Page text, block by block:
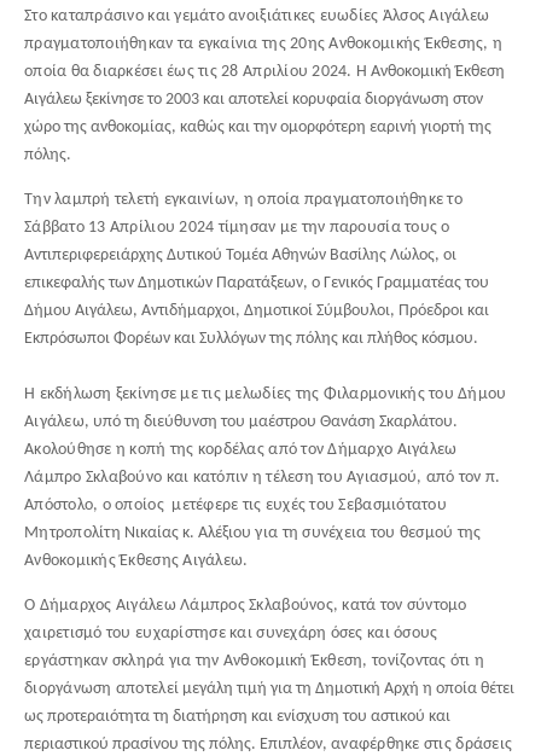
Στο καταπράσινο και γεμάτο ανοιξιάτικες ευωδίες Άλσος Αιγάλεω
πραγματοποιήθηκαν τα εγκαίνια της 20ης Ανθοκομικής Έκθεσης, η
οποία θα διαρκέσει έως τις 28 Απριλίου 2024. Η Ανθοκομική Έκθεση
Αιγάλεω ξεκίνησε το 2003 και αποτελεί κορυφαία διοργάνωση στον
χώρο της ανθοκομίας, καθώς και την ομορφότερη εαρινή γιορτή της
πόλης.
Την λαμπρή τελετή εγκαινίων, η οποία πραγματοποιήθηκε το
Σάββατο 13 Απρίλιου 2024 τίμησαν με την παρουσία τουςο
Αντιπεριφερειάρχης Δυτικού Τομέα Αθηνών Βασίλης Λώλος, οι
επικεφαλής των Δημοτικών Παρατάξεων, ο Γενικός Γραμματέας του
Δήμου Αιγάλεω, Αντιδήμαρχοι, Δημοτικοί Σύμβουλοι, Πρόεδροι και
Εκπρόσωποι Φορέων και Συλλόγων της πόλης και πλήθος κόσμου.
Η εκδήλωση ξεκίνησε με τις μελωδίες της Φιλαρμονικής του Δήμου
Αιγάλεω, υπό τη διεύθυνση του μαέστρου Θανάση Σκαρλάτου.
Ακολούθησε η κοπή της κορδέλας από τον Δήμαρχο Αιγάλεω
Λάμπρο Σκλαβούνο και κατόπιν η τέλεση του Αγιασμού, από τον π.
Απόστολο, ο οποίος μετέφερε τις ευχές του Σεβασμιότατου
Μητροπολίτη Νικαίας κ. Αλέξιου για τη συνέχεια του θεσμού της
Ανθοκομικής Έκθεσης Αιγάλεω.
Ο Δήμαρχος Αιγάλεω Λάμπρος Σκλαβούνος, κατά τον σύντομο
χαιρετισμό του ευχαρίστησε και συνεχάρη όσες και όσους
εργάστηκαν σκληρά για την Ανθοκομική Έκθεση, τονίζοντας ότι η
διοργάνωση αποτελεί μεγάλη τιμή για τη Δημοτική Αρχή η οποία θέτει
ως προτεραιότητα τη διατήρηση και ενίσχυση του αστικού και
περιαστικού πρασίνου της πόλης. Επιπλέον, αναφέρθηκε στις δράσεις